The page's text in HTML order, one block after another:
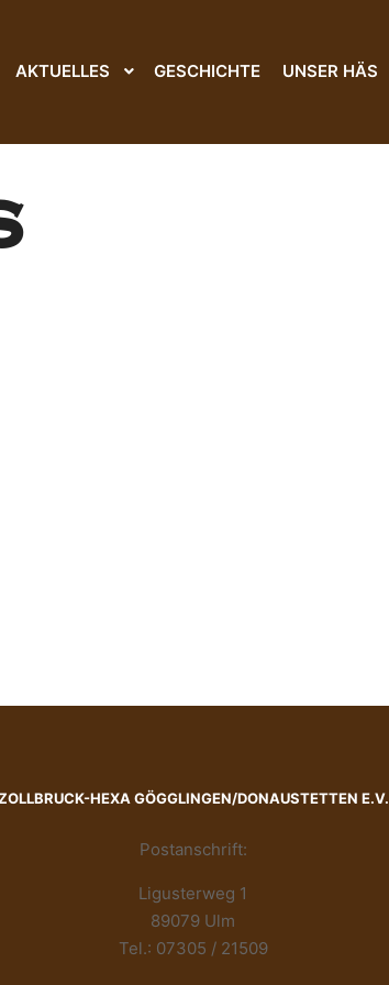
AKTUELLES GESCHICHTE UNSER HÄS
HEXA GÖGGLINGEN/DONAUSTETTEN E.V.
Postanschrift:
Ligusterweg 1
89079 Ulm
Tel.: 07305 / 21509